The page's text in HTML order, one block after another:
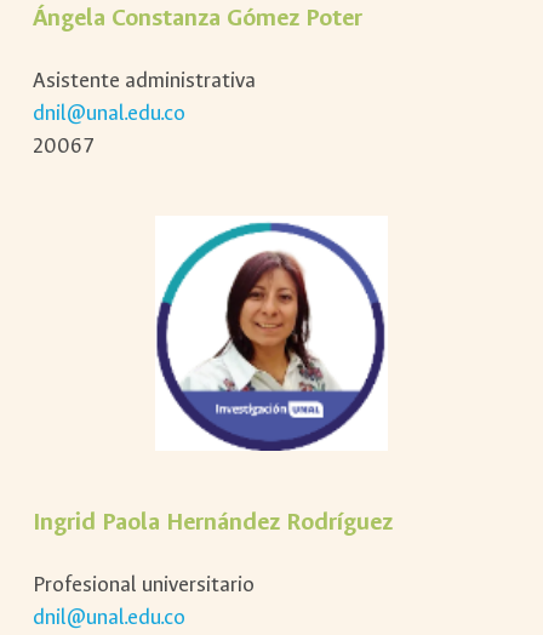
Ángela Constanza Gómez Poter
Asistente administrativa
dnil@unal.edu.co
20067
Ingrid Paola Hernández Rodríguez
Profesional universitario
dnil@unal.edu.co